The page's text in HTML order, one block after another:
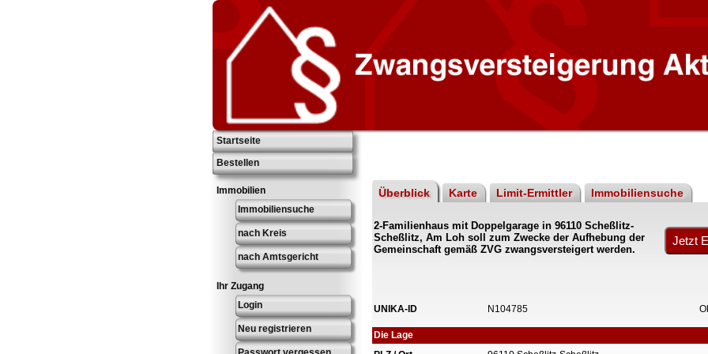
Startseite
Bestellen
Immobilien
Immobiliensuche
nach Kreis
nach Amtsgericht
Ihr Zugang
Login
Neu registrieren
Überblick Karte Limit-Ermittler Immobiliensuche
2-Familienhaus mit Doppelgarage in 96110 Scheßlitz-
Scheßlitz, Am Loh soll zum Zwecke der Aufhebung der
Gemeinschaft gemäß ZVG zwangsversteigert werden.
UNIKA-ID N104785
Die Lage